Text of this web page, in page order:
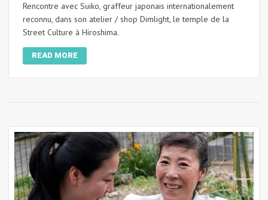
Rencontre avec Suiko, graffeur japonais internationalement
reconnu, dans son atelier / shop Dimlight, le temple de la
Street Culture à Hiroshima.
READ MORE